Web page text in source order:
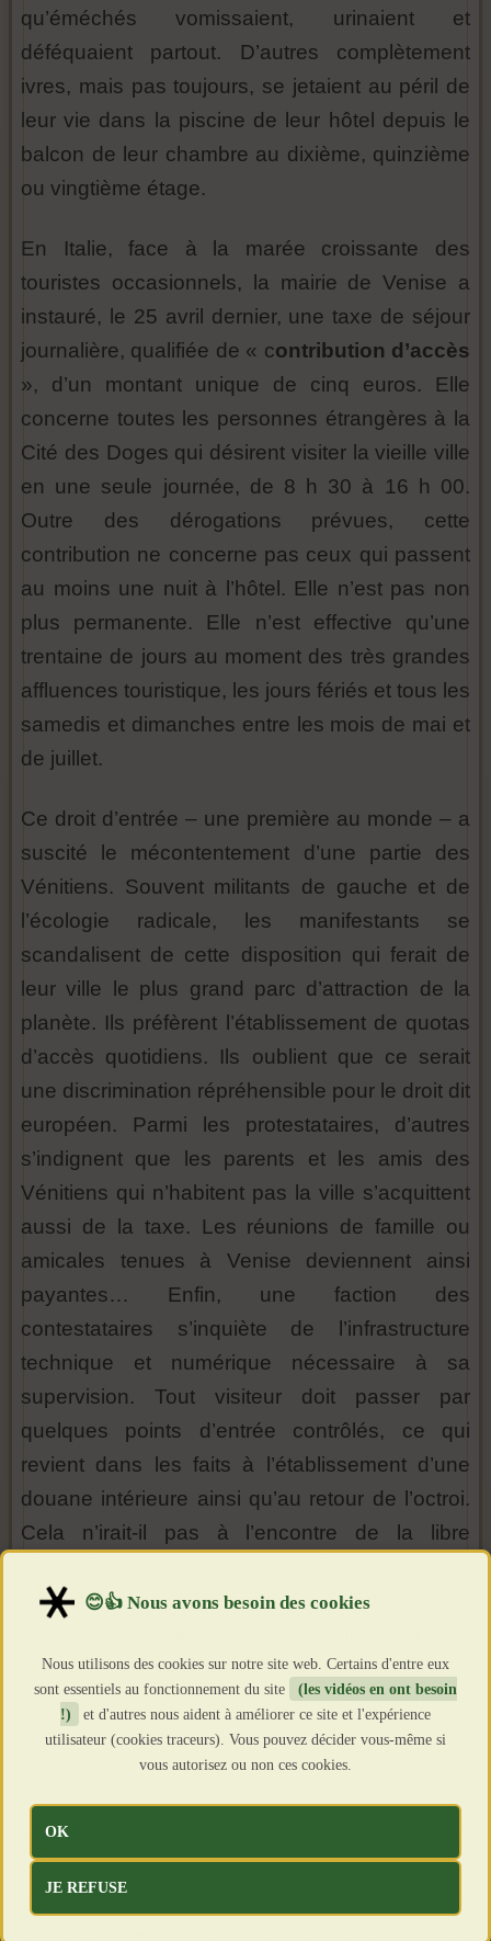
qu’éméchés vomissaient, urinaient et
déféquaient partout. D’autres complètement
ivres, mais pas toujours, se jetaient au péril de
leur vie dans la piscine de leur hôtel depuis le
balcon de leur chambre au dixième, quinzième
ou vingtième étage.
En Italie, face à la marée croissante des
touristes occasionnels, la mairie de Venise a
instauré, le 25 avril dernier, une taxe de séjour
journalière, qualifiée de « contribution d’accès
», d’un montant unique de cinq euros. Elle
concerne toutes les personnes étrangères à la
Cité des Doges qui désirent visiter la vieille ville
en une seule journée, de 8 h 30 à 16 h 00.
Outre des dérogations prévues, cette
contribution ne concerne pas ceux qui passent
au moins une nuit à l’hôtel. Elle n’est pas non
plus permanente. Elle n’est effective qu’une
trentaine de jours au moment des très grandes
affluences touristique, les jours fériés et tous les
samedis et dimanches entre les mois de mai et
de juillet.
Ce droit d’entrée – une première au monde – a
suscité le mécontentement d’une partie des
Vénitiens. Souvent militants de gauche et de
l’écologie radicale, les manifestants se
scandalisent de cette disposition qui ferait de
leur ville le plus grand parc d’attraction de la
planète. Ils préfèrent l’établissement de quotas
d’accès quotidiens. Ils oublient que ce serait
une discrimination répréhensible pour le droit dit
européen. Parmi les protestataires, d’autres
s’indignent que les parents et les amis des
Vénitiens qui n’habitent pas la ville s’acquittent
aussi de la taxe. Les réunions de famille ou
amicales tenues à Venise deviennent ainsi
payantes… Enfin, une faction des
contestataires s’inquiète de l’infrastructure
technique et numérique nécessaire à sa
supervision. Tout visiteur doit passer par
quelques points d’entrée contrôlés, ce qui
revient dans les faits à l’établissement d’une
douane intérieure ainsi qu’au retour de l’octroi.
Cela n’irait-il pas à l’encontre de la libre
accords de Schengen ? D’habitude si
les plus loufoques, la Commission pseudo-
européenne garde un silence éloquent sur
cette violation indéniable des traités dits
La procédure d’inscription pour payer la taxe
risque de donner de très mauvaises idées aux
tristes sires que sont les commissaires
Nous utilisons des cookies sur notre site web. Certains d'entre eux
sont essentiels au fonctionnement du site
(les vidéos en ont besoin
!)
et d'autres nous aident à améliorer ce site et l'expérience
utilisateur (cookies traceurs). Vous pouvez décider vous-même si
vous autorisez ou non ces cookies.
OK
JE REFUSE